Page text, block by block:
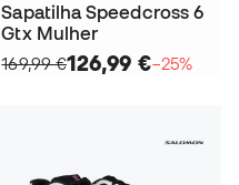
Sapatilha Speedcross 6
Gtx Mulher
169,99 €126,99 €−25%